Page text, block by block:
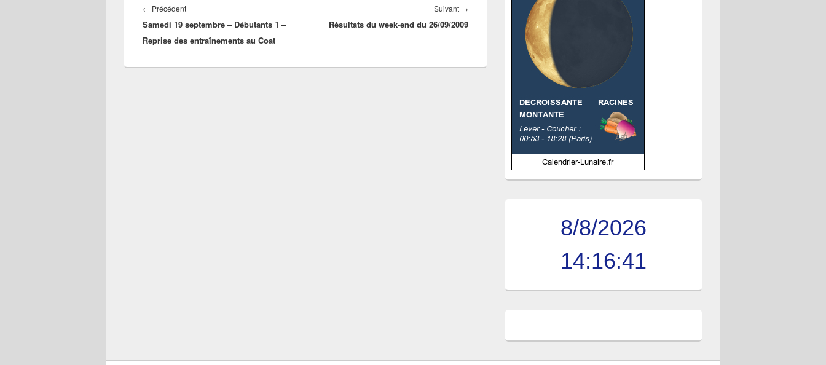
de
l’article
← PrécédentArticle
précédent :
Samedi 19 septembre – Débutants 1 –
Reprise des entraînements au Coat
Suivant →
suivant :
Résultats du week-end du 26/09/2009
8/8/2026
14:16:41